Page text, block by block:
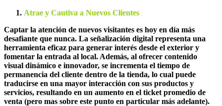
Atrae y Cautiva a Nuevos Clientes
Captar la atención de nuevos visitantes es hoy en día más
desafiante que nunca. La señalización digital representa una
herramienta eficaz para generar interés desde el exterior y
fomentar la entrada al local. Además, al ofrecer contenido
visual dinámico e innovador, se incrementa el tiempo de
permanencia del cliente dentro de la tienda, lo cual puede
traducirse en una mayor interacción con sus productos y
servicios, resultando en un aumento en el ticket promedio de
venta (pero mas sobre este punto en particular más adelante).